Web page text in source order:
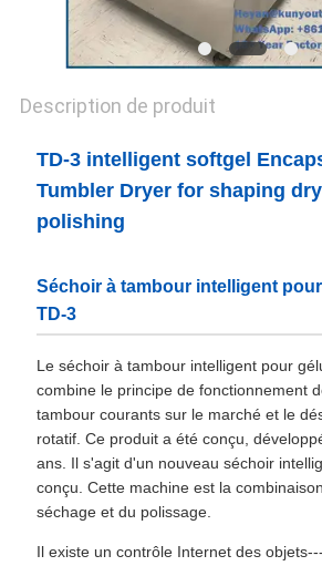
Description de produit
TD-3 intelligent softgel
Tumbler Dryer for shaping
polishing
Séchoir à tambour intelligent
TD-3
Le séchoir à tambour intelligent pour
combine le principe de fonctionnement
tambour courants sur le marché et le
rotatif. Ce produit a été conçu,
ans. Il s'agit d'un nouveau séchoir
conçu. Cette machine est la
séchage et du polissage.
Il existe un contrôle Internet des